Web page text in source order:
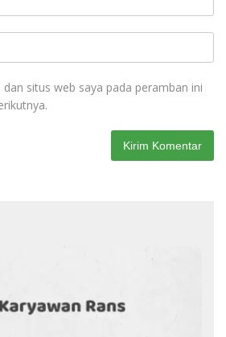
situs web saya pada peramban ini